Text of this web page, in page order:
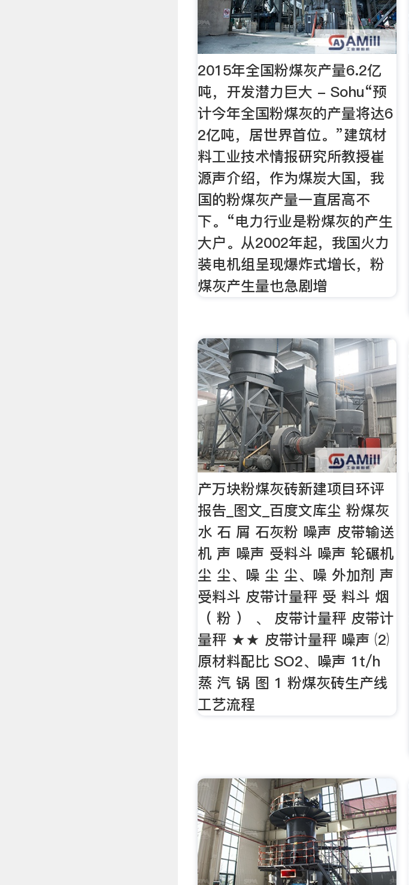
2015年全国粉煤灰产量6.2亿
吨，开发潜力巨大 - Sohu“预
计今年全国粉煤灰的产量将达6
2亿吨，居世界首位。”建筑材
料工业技术情报研究所教授崔
源声介绍，作为煤炭大国，我
国的粉煤灰产量一直居高不
下。“电力行业是粉煤灰的产生
大户。从2002年起，我国火力
装电机组呈现爆炸式增长，粉
煤灰产生量也急剧增
产万块粉煤灰砖新建项目环评
报告_图文_百度文库尘 粉煤灰
水 石 屑 石灰粉 噪声 皮带输送
机 声 噪声 受料斗 噪声 轮碾机
尘 尘、噪 尘 尘、噪 外加剂 声
受料斗 皮带计量秤 受 料斗 烟
（ 粉 ） 、 皮带计量秤 皮带计
量秤 ★★ 皮带计量秤 噪声 ⑵
原材料配比 SO2、噪声 1t/h
蒸 汽 锅 图 1 粉煤灰砖生产线
工艺流程